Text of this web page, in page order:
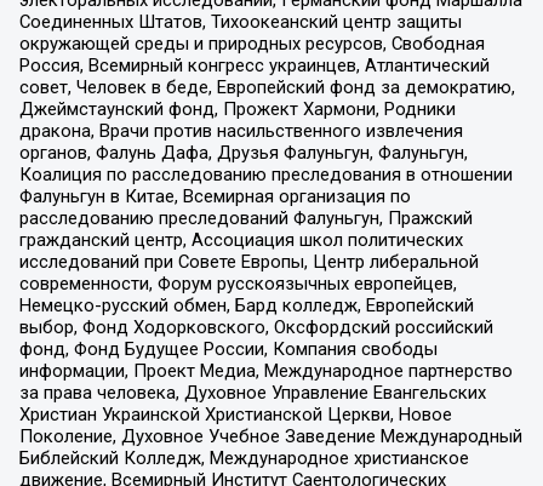
Соединенных Штатов, Тихоокеанский центр защиты
окружающей среды и природных ресурсов, Свободная
Россия, Всемирный конгресс украинцев, Атлантический
совет, Человек в беде, Европейский фонд за демократию,
Джеймстаунский фонд, Прожект Хармони, Родники
дракона, Врачи против насильственного извлечения
органов, Фалунь Дафа, Друзья Фалуньгун, Фалуньгун,
Коалиция по расследованию преследования в отношении
Фалуньгун в Китае, Всемирная организация по
расследованию преследований Фалуньгун, Пражский
гражданский центр, Ассоциация школ политических
исследований при Совете Европы, Центр либеральной
современности, Форум русскоязычных европейцев,
Немецко-русский обмен, Бард колледж, Европейский
выбор, Фонд Ходорковского, Оксфордский российский
фонд, Фонд Будущее России, Компания свободы
информации, Проект Медиа, Международное партнерство
за права человека, Духовное Управление Евангельских
Христиан Украинской Христианской Церкви, Новое
Поколение, Духовное Учебное Заведение Международный
Библейский Колледж, Международное христианское
движение, Всемирный Институт Саентологических